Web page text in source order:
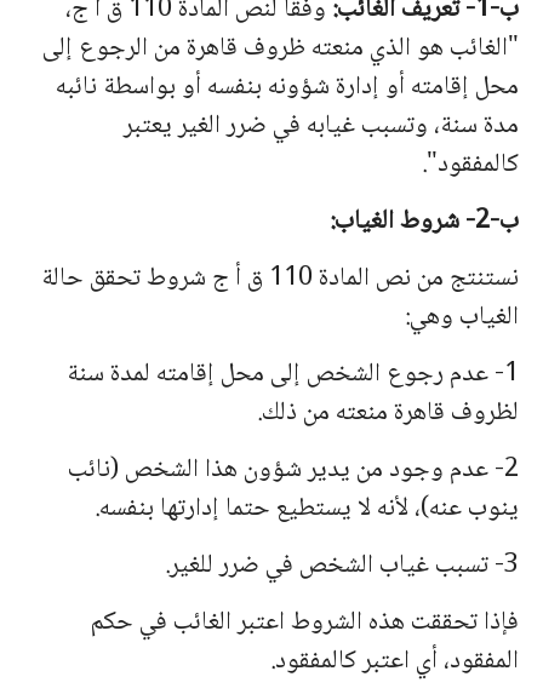
ب-1- تعریف الغائب:
وفقا لنص المادة 110 ق أ ج،
"الغائب هو الذي منعته ظروف قاهرة من الرجوع إلى
محل إقامته أو إدارة شؤونه بنفسه أو بواسطة نائبه
مدة سنة، وتسبب غیابه في ضرر الغیر یعتبر
كالمفقود".
ب-2- شروط الغیاب:
نستنتج من نص المادة 110 ق أ ج شروط تحقق حالة
الغیاب وهي:
1- عدم رجوع الشخص إلى محل إقامته لمدة سنة
لظروف قاهرة منعته من ذلك.
2- عدم وجود من یدیر شؤون هذا الشخص (نائب
ینوب عنه)، لأنه لا یستطیع حتما إدارتها بنفسه.
3- تسبب غیاب الشخص في ضرر للغیر.
فإذا تحققت هذه الشروط اعتبر الغائب في حكم
المفقود، أي اعتبر كالمفقود.